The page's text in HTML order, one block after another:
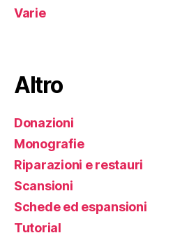
Varie
Altro
Donazioni
Monografie
Riparazioni e restauri
Scansioni
Schede ed espansioni
Tutorial